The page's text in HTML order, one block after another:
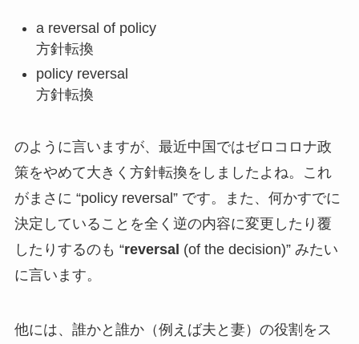
a reversal of policy
方針転換
policy reversal
方針転換
のように言いますが、最近中国ではゼロコロナ政
策をやめて大きく方針転換をしましたよね。これ
がまさに “policy reversal” です。また、何かすでに
決定していることを全く逆の内容に変更したり覆
したりするのも “reversal (of the decision)” みたい
に言います。
他には、誰かと誰か（例えば夫と妻）の役割をス